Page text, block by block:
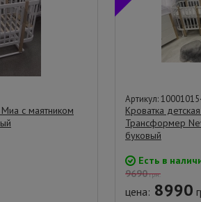
Миа с маятником
Артикул:
Кроватка
Трансформер
буковый
Есть в
9690грн.
цена: 8990